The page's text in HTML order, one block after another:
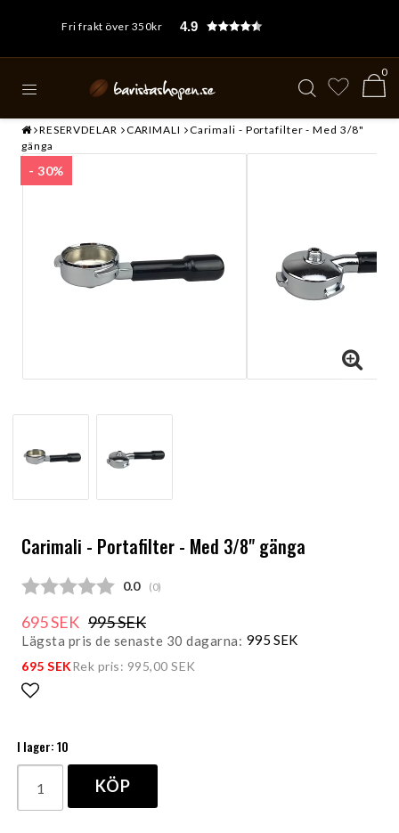
Fri frakt över 350kr 4.9
0
RESERVDELAR CARIMALI
Carimali - Portafilter - Med 3/8"
gänga
- 30%
Carimali - Portafilter - Med 3/8" gänga
Snittbetyg:
0.0 (röster:
0)
995 SEK
695 SEK
Lägsta pris de senaste 30 dagarna 995 SEK
695 SEKRek pris: 995,00 SEK
I lager: 10
KÖP